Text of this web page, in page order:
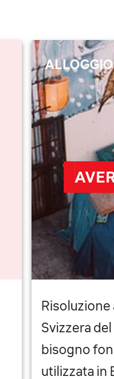
ALLOGGIO
Risoluzione
Svizzera del
bisogno
utilizzata in